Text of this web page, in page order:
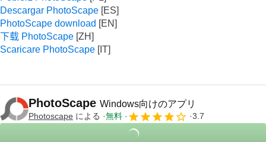
Descargar PhotoScape
PhotoScape download
下载 PhotoScape
Scaricare PhotoScape
PhotoScape Windows向けのアプリ
Photoscape による 無料 3.7